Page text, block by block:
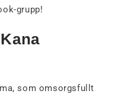
grupp!
som omsorgsfullt